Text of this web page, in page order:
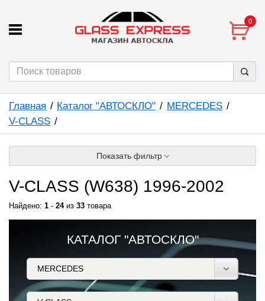
0
Главная Каталог "АВТОСКЛО"
MERCEDES
V-CLASS
Показать фильтр
V-CLASS (W638) 1996-2002
Найдено: 1 - 24из 33 товара
КАТАЛОГ "АВТОСКЛО"